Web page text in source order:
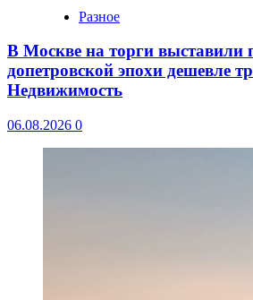
Разное
В Москве на торги выставили
допетровской эпохи дешевле
Недвижимость
06.08.2026 0